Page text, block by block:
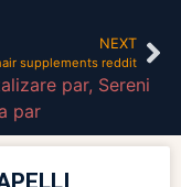
NEXT
supplements reddit
par, Sereni
par